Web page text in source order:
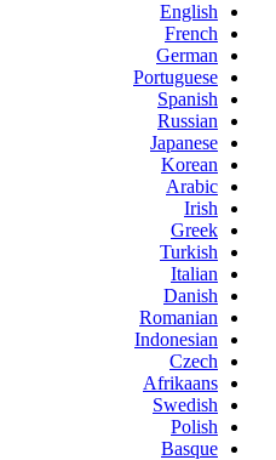
English
French
German
Portuguese
Spanish
Russian
Japanese
Korean
Arabic
Irish
Greek
Turkish
Italian
Danish
Romanian
Indonesian
Czech
Afrikaans
Swedish
Polish
Basque